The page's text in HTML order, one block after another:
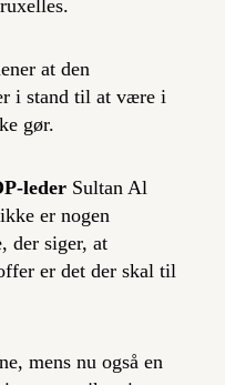
at den
i stand til at være i
gør.
leder Sultan Al
er nogen
der siger, at
er det der skal til
mens nu også en